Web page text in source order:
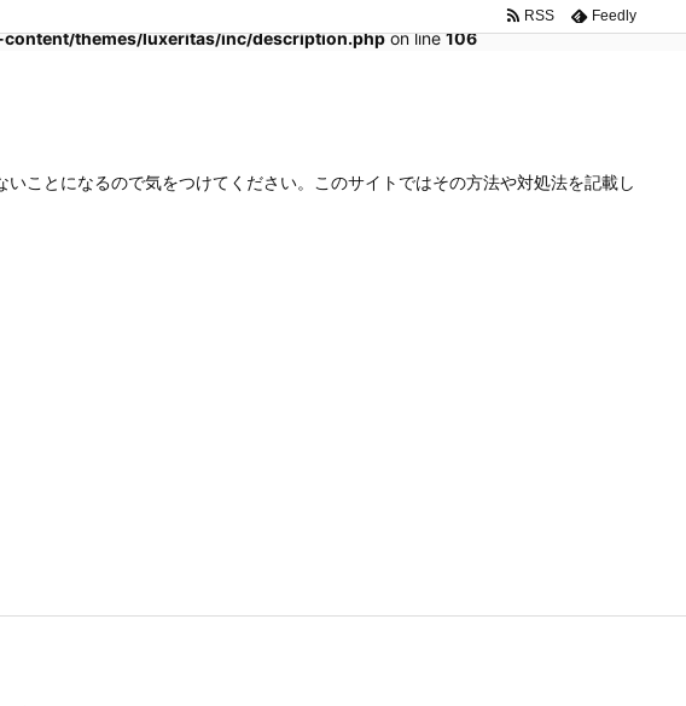
themes/luxeritas/inc/description.phpon line106
ことになるので気をつけてください。このサイトではその方法や対処法を記載し
RSS Feedly